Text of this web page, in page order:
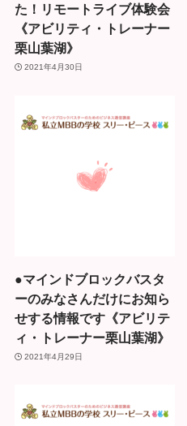
た！リモートライブ体験会
《アビリティ・トレーナー
栗山葉湖》
2021年4月30日
●マインドブロックバスタ
ーのみなさんだけにお知ら
せする情報です《アビリテ
ィ・トレーナー栗山葉湖》
2021年4月29日